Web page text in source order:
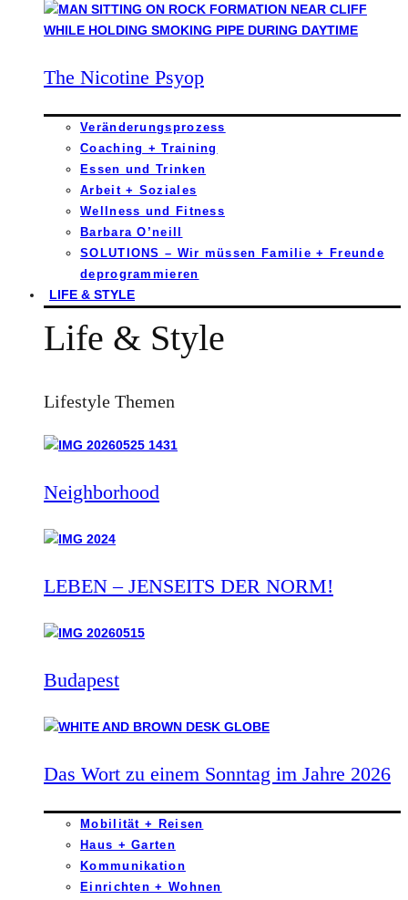
The Nicotine Psyop
Veränderungsprozess
Coaching + Training
Essen und Trinken
Arbeit + Soziales
Wellness und Fitness
Barbara O’neill
SOLUTIONS – Wir müssen Familie + Freunde
deprogrammieren
LIFE & STYLE
Life & Style
Lifestyle Themen
Neighborhood
LEBEN – JENSEITS DER NORM!
Budapest
Das Wort zu einem Sonntag im Jahre 2026
Mobilität + Reisen
Haus + Garten
Kommunikation
Einrichten + Wohnen